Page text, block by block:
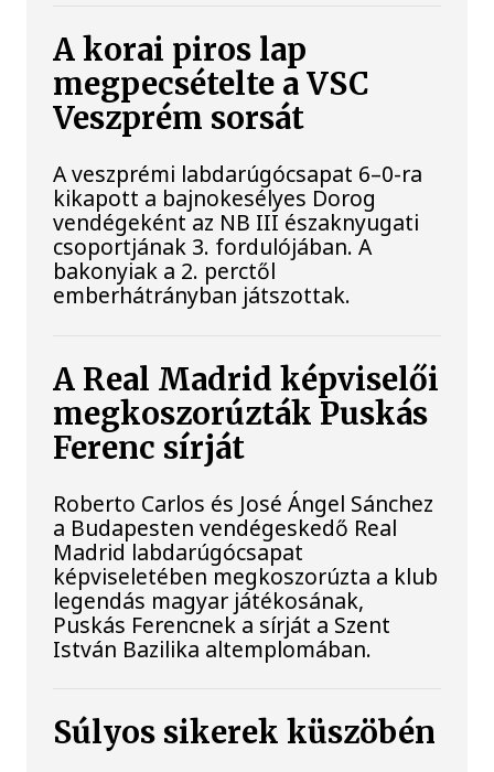
A korai piros lap
megpecsételte a VSC
Veszprém sorsát
A veszprémi labdarúgócsapat 6–0-ra
kikapott a bajnokesélyes Dorog
vendégeként az NB III északnyugati
csoportjának 3. fordulójában. A
bakonyiak a 2. perctől
emberhátrányban játszottak.
A Real Madrid képviselői
megkoszorúzták Puskás
Ferenc sírját
Roberto Carlos és José Ángel Sánchez
a Budapesten vendégeskedő Real
Madrid labdarúgócsapat
képviseletében megkoszorúzta a klub
legendás magyar játékosának,
Puskás Ferencnek a sírját a Szent
István Bazilika altemplomában.
Súlyos sikerek küszöbén